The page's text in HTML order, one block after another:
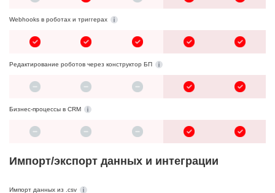
Webhooks в роботах и триггерах
Редактирование роботов через конструктор БП
Бизнес-процессы в CRM
Импорт/экспорт данных и интеграции
Импорт данных из .csv